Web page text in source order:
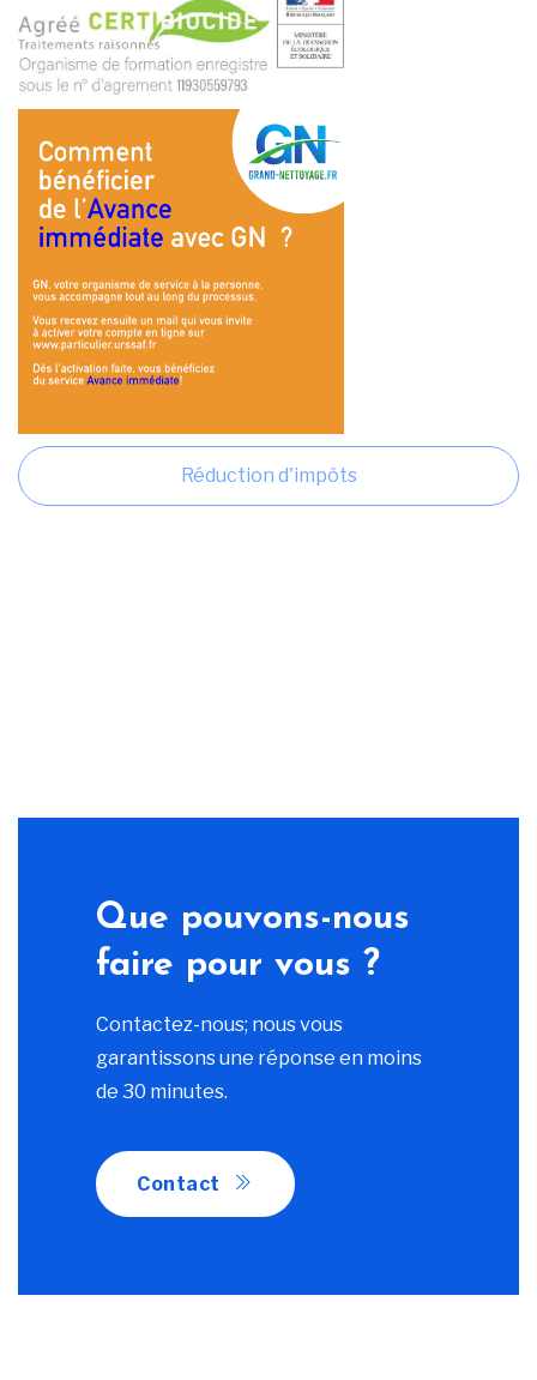
Réduction d'impôts
Que pouvons-nous
faire pour vous ?
Contactez-nous; nous vous
garantissons une réponse en moins
de 30 minutes.
Contact